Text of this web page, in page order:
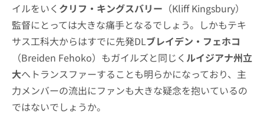
イルをいく クリフ・キングスバリー （Kliff Kingsbury）
監督にとっては大きな痛手となるでしょう。しかもテキ
サス工科大からはすでに先発DLブレイデン・フェホコ
（Breiden Fehoko）もガイルズと同じく ルイジアナ州立
大へトランスファーすることも明らかになっており、主
力メンバーの流出にファンも大きな疑念を抱いているの
ではないでしょうか。